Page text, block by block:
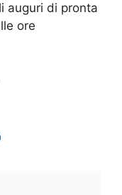
auguri di pronta
ore